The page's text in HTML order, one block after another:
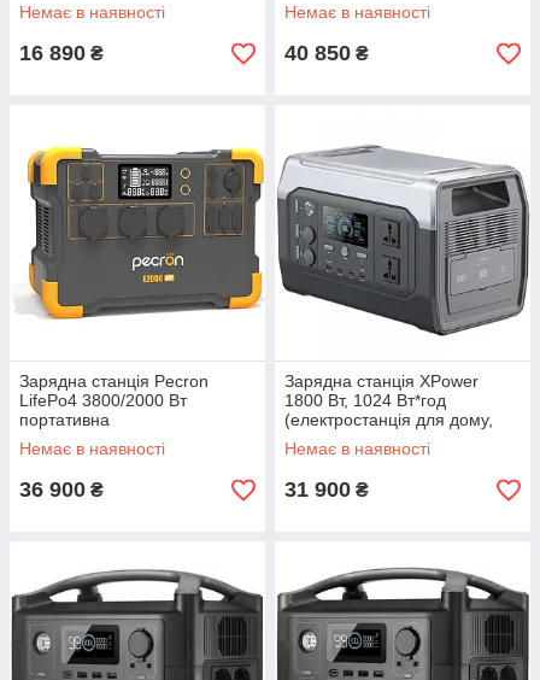
Немає в наявності
16 890 ₴
Немає в наявності
40 850 ₴
Зарядна станція Pecron
LifePo4 3800/2000 Вт
портативна
Немає в наявності
36 900 ₴
Зарядна станція XPower
1800 Вт, 1024 Вт*год
(електростанція для дому,
UPS, ДБЖ)
Немає в наявності
31 900 ₴